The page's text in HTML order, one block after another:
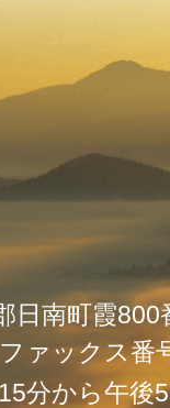
南町霞800
ァックス番
分から午後